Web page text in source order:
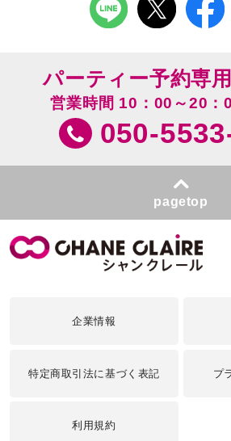
パーティー予約専
営業時間 10：00～20：
050-
pagetop
企業情報
特定商取引法に基づく表記 プ
利用規約